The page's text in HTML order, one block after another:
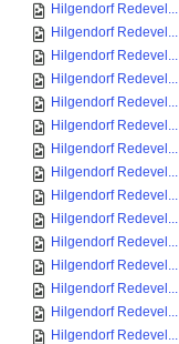
Hilgendorf Redevel...
Hilgendorf Redevel...
Hilgendorf Redevel...
Hilgendorf Redevel...
Hilgendorf Redevel...
Hilgendorf Redevel...
Hilgendorf Redevel...
Hilgendorf Redevel...
Hilgendorf Redevel...
Hilgendorf Redevel...
Hilgendorf Redevel...
Hilgendorf Redevel...
Hilgendorf Redevel...
Hilgendorf Redevel...
Hilgendorf Redevel...